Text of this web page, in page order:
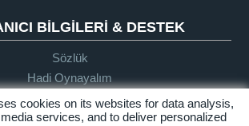
BILGILERI & DESTEK
Sözlük
Hadi Oynayalım
Destek
cookies on its websites for data analysis,
services, and to deliver personalized